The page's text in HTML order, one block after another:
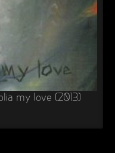
my love (2013)